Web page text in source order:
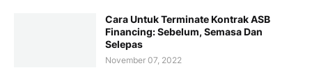
Cara Untuk Terminate Kontrak ASB
Financing: Sebelum, Semasa Dan
Selepas
November 07, 2022